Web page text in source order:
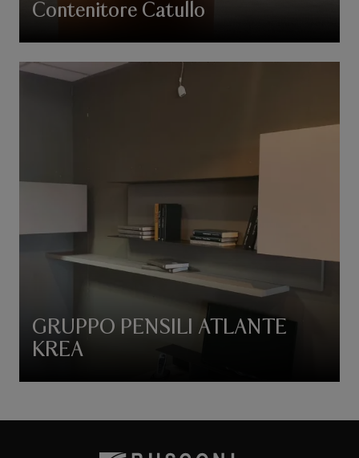
Contenitore Catullo
GRUPPO PENSILI ATLANTE
KREA